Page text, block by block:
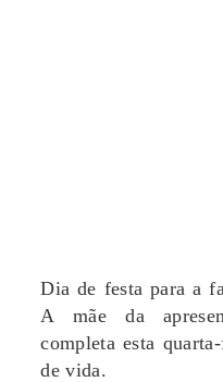
Dia de festa para a
A mãe da
completa esta
de vida.